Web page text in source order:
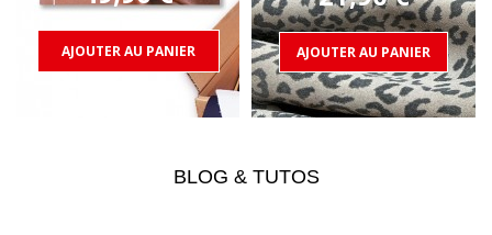
AJOUTER AU PANIER AJOUTER AU PANIER
BLOG & TUTOS